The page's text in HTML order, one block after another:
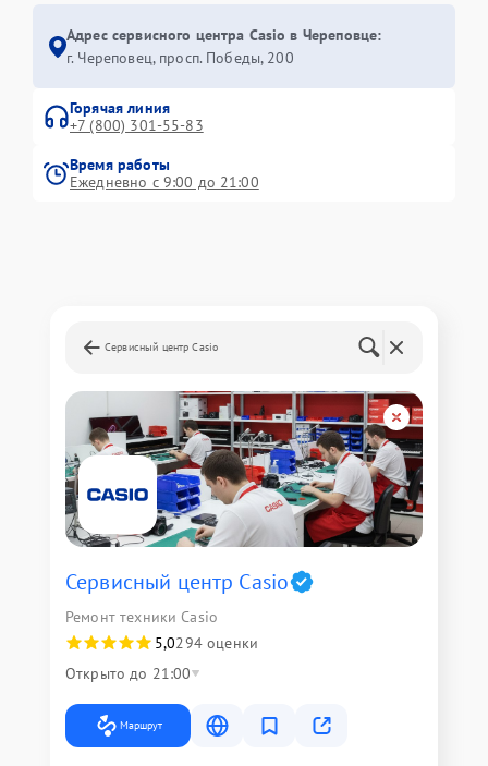
Адрес сервисного центра Casio в Череповце:
г. Череповец, просп. Победы, 200
Горячая линия
+7 (800) 301-55-83
Время работы
Ежедневно с 9:00 до 21:00
Сервисный центр Casio
Сервисный центр Casio
Ремонт техники Casio
5,0294 оценки
Открыто до 21:00
Маршрут